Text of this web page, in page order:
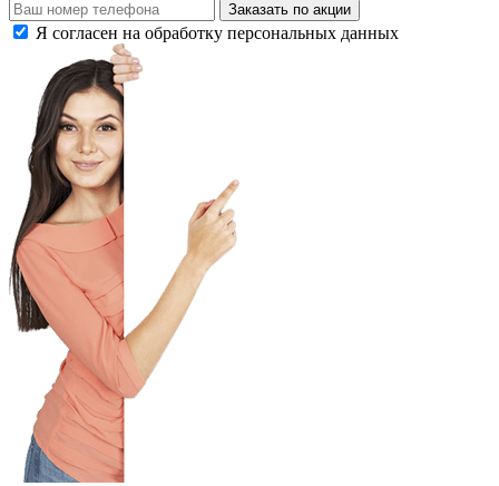
Заказать по акции
Я согласен на обработку персональных данных